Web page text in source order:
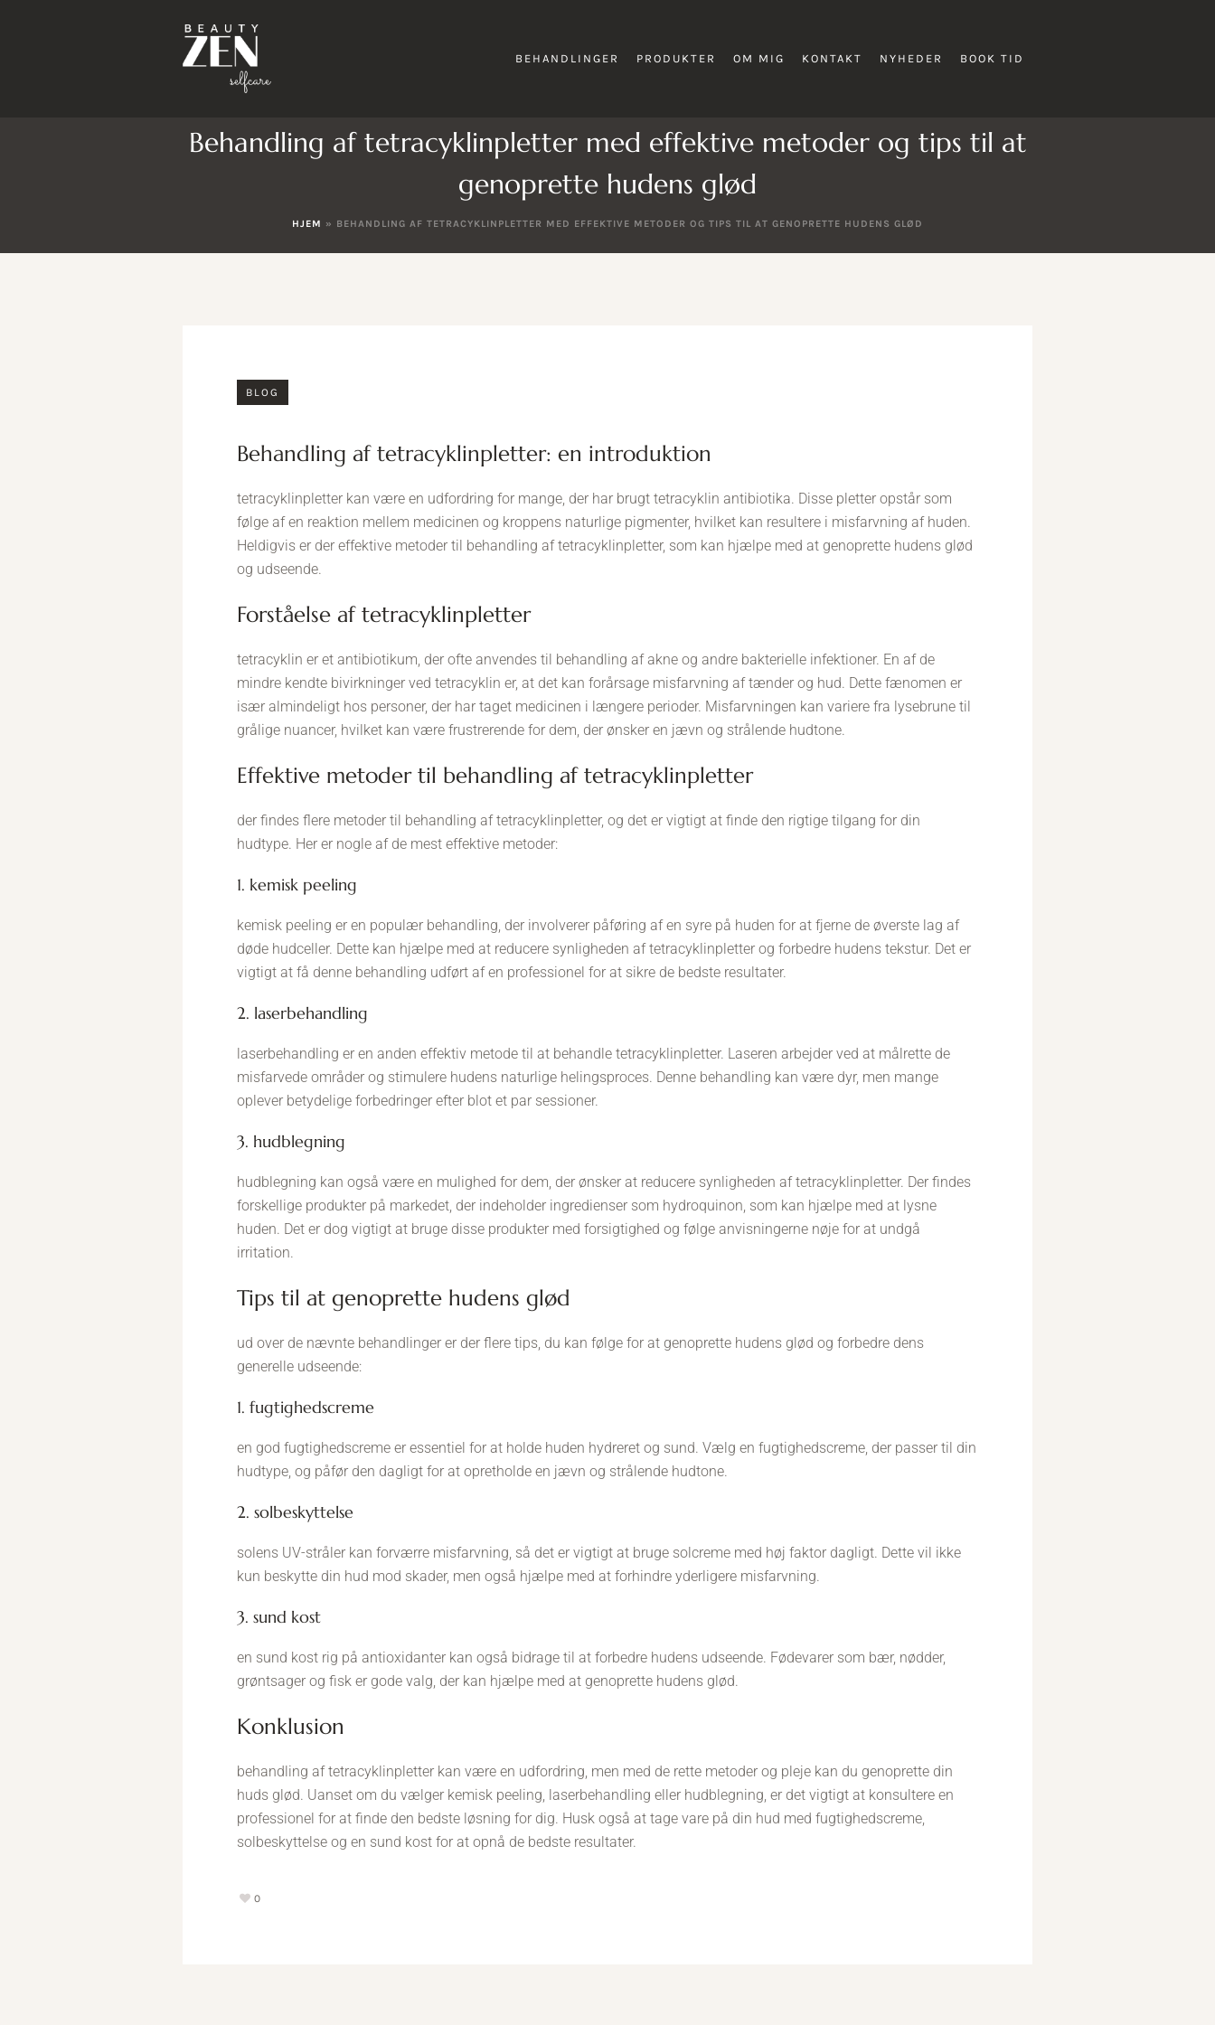
BEHANDLINGER PRODUKTER OM MIG KONTAKT NYHEDER BOOK TID
Behandling af tetracyklinpletter med effektive metoder og tips til at
genoprette hudens glød
HJEM » BEHANDLING AF TETRACYKLINPLETTER MED EFFEKTIVE METODER OG TIPS TIL AT GENOPRETTE HUDENS GLØD
BLOG
behandling af tetracyklinpletter: en introduktion
tetracyklinpletter kan være en udfordring for mange, der har brugt tetracyklin antibiotika. Disse pletter opstår som
følge af en reaktion mellem medicinen og kroppens naturlige pigmenter, hvilket kan resultere i misfarvning af huden.
Heldigvis er der effektive metoder til behandling af tetracyklinpletter, som kan hjælpe med at genoprette hudens glød
og udseende.
forståelse af tetracyklinpletter
tetracyklin er et antibiotikum, der ofte anvendes til behandling af akne og andre bakterielle infektioner. En af de
mindre kendte bivirkninger ved tetracyklin er, at det kan forårsage misfarvning af tænder og hud. Dette fænomen er
især almindeligt hos personer, der har taget medicinen i længere perioder. Misfarvningen kan variere fra lysebrune til
grålige nuancer, hvilket kan være frustrerende for dem, der ønsker en jævn og strålende hudtone.
effektive metoder til behandling af tetracyklinpletter
der findes flere metoder til behandling af tetracyklinpletter, og det er vigtigt at finde den rigtige tilgang for din
hudtype. Her er nogle af de mest effektive metoder:
1. kemisk peeling
kemisk peeling er en populær behandling, der involverer påføring af en syre på huden for at fjerne de øverste lag af
døde hudceller. Dette kan hjælpe med at reducere synligheden af tetracyklinpletter og forbedre hudens tekstur. Det er
vigtigt at få denne behandling udført af en professionel for at sikre de bedste resultater.
2. laserbehandling
laserbehandling er en anden effektiv metode til at behandle tetracyklinpletter. Laseren arbejder ved at målrette de
misfarvede områder og stimulere hudens naturlige helingsproces. Denne behandling kan være dyr, men mange
oplever betydelige forbedringer efter blot et par sessioner.
3. hudblegning
hudblegning kan også være en mulighed for dem, der ønsker at reducere synligheden af tetracyklinpletter. Der findes
forskellige produkter på markedet, der indeholder ingredienser som hydroquinon, som kan hjælpe med at lysne
huden. Det er dog vigtigt at bruge disse produkter med forsigtighed og følge anvisningerne nøje for at undgå
irritation.
tips til at genoprette hudens glød
ud over de nævnte behandlinger er der flere tips, du kan følge for at genoprette hudens glød og forbedre dens
generelle udseende:
1. fugtighedscreme
en god fugtighedscreme er essentiel for at holde huden hydreret og sund. Vælg en fugtighedscreme, der passer til din
hudtype, og påfør den dagligt for at opretholde en jævn og strålende hudtone.
2. solbeskyttelse
solens UV-stråler kan forværre misfarvning, så det er vigtigt at bruge solcreme med høj faktor dagligt. Dette vil ikke
kun beskytte din hud mod skader, men også hjælpe med at forhindre yderligere misfarvning.
3. sund kost
en sund kost rig på antioxidanter kan også bidrage til at forbedre hudens udseende. Fødevarer som bær, nødder,
grøntsager og fisk er gode valg, der kan hjælpe med at genoprette hudens glød.
konklusion
behandling af tetracyklinpletter kan være en udfordring, men med de rette metoder og pleje kan du genoprette din
huds glød. Uanset om du vælger kemisk peeling, laserbehandling eller hudblegning, er det vigtigt at konsultere en
professionel for at finde den bedste løsning for dig. Husk også at tage vare på din hud med fugtighedscreme,
solbeskyttelse og en sund kost for at opnå de bedste resultater.
0